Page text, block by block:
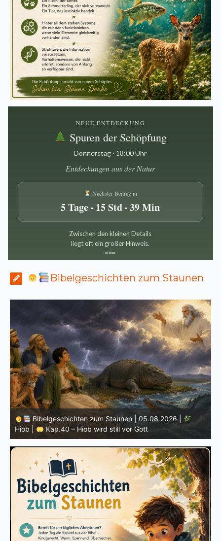
NEUE ENTDECKUNG
Spuren der Schöpfung
Donnerstag · 18:00 Uhr
Entdeckungen aus der Natur
Nächster Beitrag in
5 Tage · 15 Std · 39 Min
Zwischen den kleinen Details
liegt oft ein großer Hinweis.
***
Bibelgeschichten zum Staunen
Bibelgeschichten zum Staunen | 04.08.2026 |
Hiob |
Kap.39 – Gott zeigt Hiob die wilden Tiere